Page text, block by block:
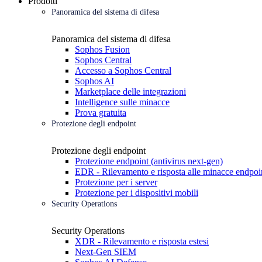
Panoramica del sistema di difesa
Panoramica del sistema di difesa
Sophos Fusion
Sophos Central
Accesso a Sophos Central
Sophos AI
Marketplace delle integrazioni
Intelligence sulle minacce
Prova gratuita
Protezione degli endpoint
Protezione degli endpoint
Protezione endpoint (antivirus next-gen)
EDR - Rilevamento e risposta alle minacce
Protezione per i server
Protezione per i dispositivi mobili
Security Operations
Security Operations
XDR - Rilevamento e risposta estesi
Next-Gen SIEM